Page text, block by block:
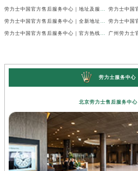
劳力士服务中心
北京劳力士售后服务中心